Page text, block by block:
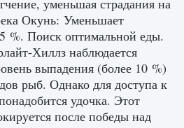
в Creatures of Ava
1 266 0 0
уменьшая страдания на
Окунь: Уменьшает
%. Поиск оптимальной еды.
Хиллз наблюдается
выпадения (более 10 %)
рыб. Однако для доступа к
удочка. Этот
после победы над